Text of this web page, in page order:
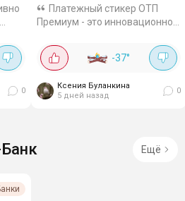
и
за
0
Платежный стикер ОТП
Премиум - это инновационное
все преимущества
премиальной дебетовой
для бесконтактной...
-37°
Ксения Буланкина
5 дней назад
0
Ещё